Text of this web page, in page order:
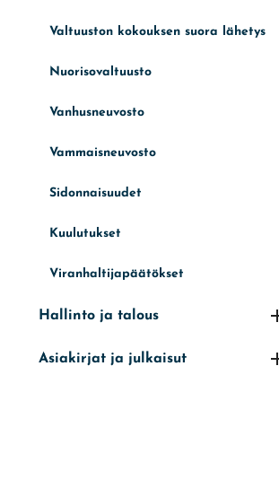
Valtuuston kokouksen suora lähetys
Nuorisovaltuusto
Vanhusneuvosto
Vammaisneuvosto
Sidonnaisuudet
Kuulutukset
Viranhaltijapäätökset
Hallinto ja talous
Asiakirjat ja julkaisut